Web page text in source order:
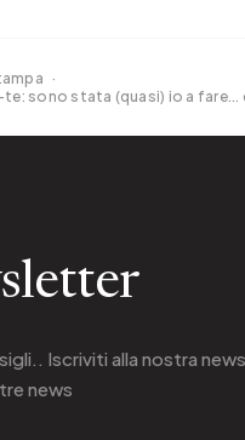
·
sono stata (quasi) io a fare...
Iscriviti alla nostra
news